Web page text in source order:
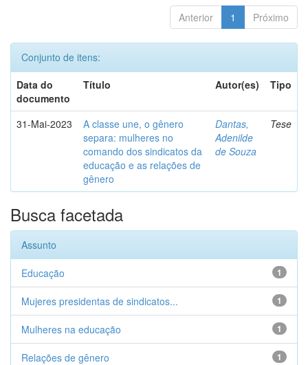
Anterior 1 Próximo
Conjunto de itens:
Data do
documento
Título Autor(es) Tipo
31-Mai-2023
A classe une, o gênero
separa: mulheres no
comando dos sindicatos da
educação e as relações de
gênero
Dantas,
Adenilde
de Souza
Tese
Busca facetada
Assunto
1
Educação
1
Mujeres presidentas de sindicatos...
1
Mulheres na educação
1
Relações de gênero